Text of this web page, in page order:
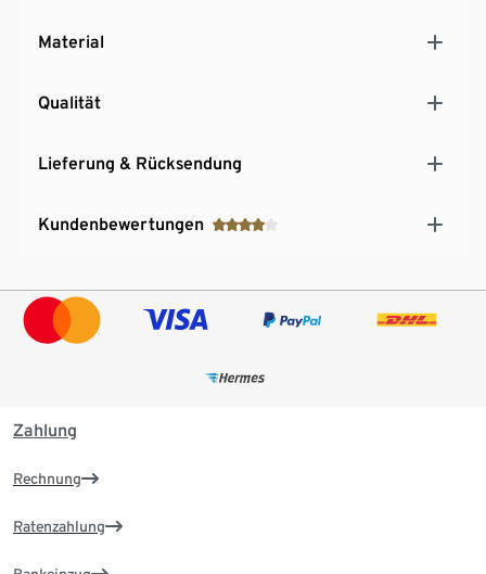
Material
Qualität
Lieferung & Rücksendung
Kundenbewertungen
Zahlung
Rechnung
Ratenzahlung